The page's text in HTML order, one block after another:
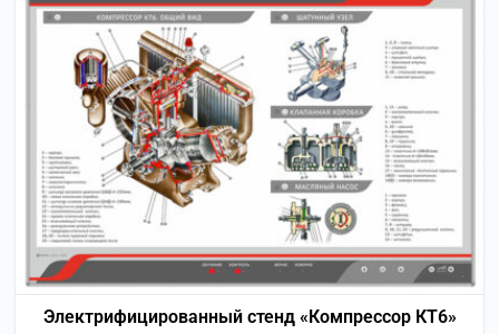
Электрифицированный стенд «Компрессор КТ6»